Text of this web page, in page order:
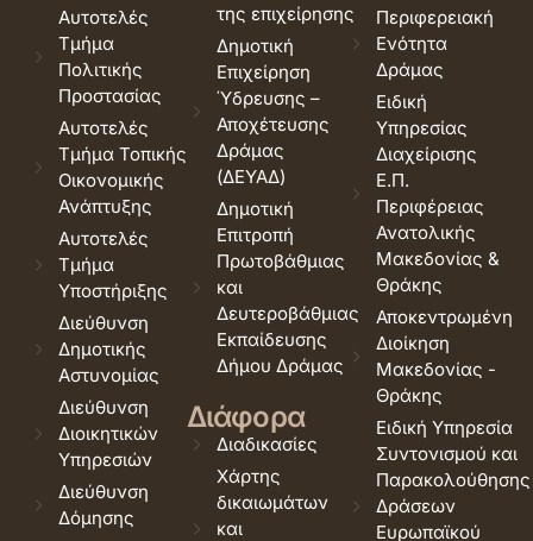
Αυτοτελές
Τμήμα
Πολιτικής
Προστασίας
Αυτοτελές
Τμήμα Τοπικής
Οικονομικής
Ανάπτυξης
Αυτοτελές
Τμήμα
Υποστήριξης
Διεύθυνση
Δημοτικής
Αστυνομίας
Διεύθυνση
Διοικητικών
Υπηρεσιών
Διεύθυνση
Δόμησης
της επιχείρησης
Δημοτική
Επιχείρηση
Ύδρευσης –
Αποχέτευσης
Δράμας
(ΔΕΥΑΔ)
Δημοτική
Επιτροπή
Πρωτοβάθμιας
και
Δευτεροβάθμιας
Εκπαίδευσης
Δήμου Δράμας
Διάφορα
Διαδικασίες
Χάρτης
δικαιωμάτων
και
Περιφερειακή
Ενότητα
Δράμας
Ειδική
Υπηρεσίας
Διαχείρισης
Ε.Π.
Περιφέρειας
Ανατολικής
Μακεδονίας &
Θράκης
Αποκεντρωμένη
Διοίκηση
Μακεδονίας -
Θράκης
Ειδική Υπηρεσία
Συντονισμού και
Παρακολούθησης
Δράσεων
Ευρωπαϊκού